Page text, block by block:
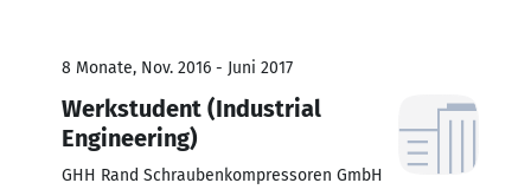
8 Monate, Nov. 2016 - Juni 2017
Werkstudent (Industrial
Engineering)
GHH Rand Schraubenkompressoren GmbH